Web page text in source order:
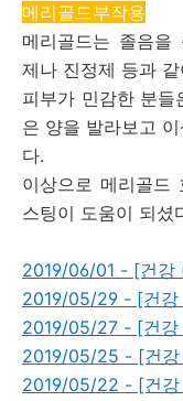
메리골드부작용
메리골드는 졸음을
제나 진정제 등과
피부가 민감한 분
은 양을 발라보고
다.
이상으로 메리골드
스팅이 도움이 되셨
2019/06/01 - [건강
2019/05/29 - [건강
2019/05/27 - [건강
2019/05/25 - [건강
2019/05/22 - [건강